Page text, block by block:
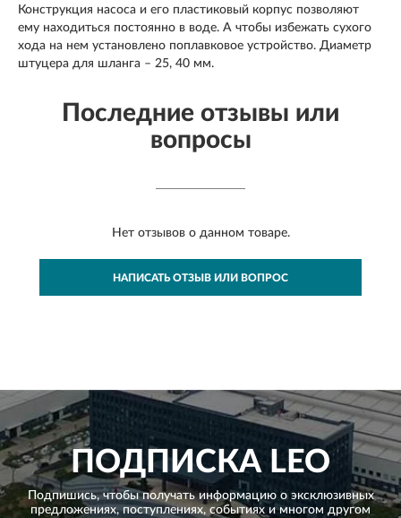
Конструкция насоса и его пластиковый корпус позволяют
ему находиться постоянно в воде. А чтобы избежать сухого
хода на нем установлено поплавковое устройство. Диаметр
штуцера для шланга – 25, 40 мм.
Последние отзывы или
вопросы
Нет отзывов о данном товаре.
НАПИСАТЬ ОТЗЫВ ИЛИ ВОПРОС
ПОДПИСКАLEO
Подпишись, чтобы получать информацию о эксклюзивных
предложениях,поступлениях, событиях и многом другом